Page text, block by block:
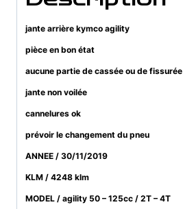
jante arrière kymco agility
pièce en bon état
aucune partie de cassée ou de fissurée
jante non voilée
cannelures ok
prévoir le changement du pneu
ANNEE / 30/11/2019
KLM / 4248 klm
MODEL / agility 50 – 125cc / 2T – 4T